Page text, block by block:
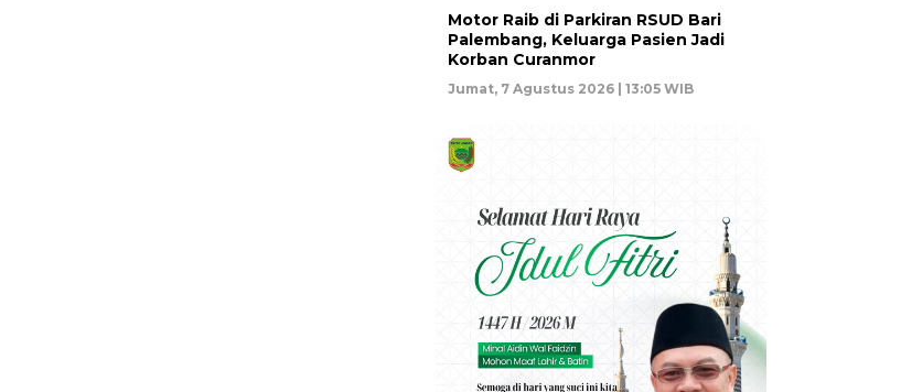
Motor Raib di Parkiran RSUD Bari
Palembang, Keluarga Pasien Jadi
Korban Curanmor
Jumat, 7 Agustus 2026 | 13:05 WIB